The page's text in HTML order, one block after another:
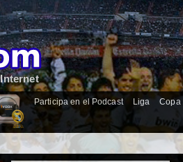
Participa en el Podcast Liga Copa